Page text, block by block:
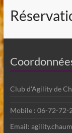
Club d'Agility de
Mobile : 06-72-72-
Email: